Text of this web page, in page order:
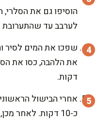
הוסיפו גם את הסלרי,
לערבב עד שהתערובת
שפכו את המים לסיר
דקות.
אחרי הבישול
כ-10 דקות. לאחר